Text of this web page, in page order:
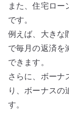
また、住宅ロ
です。
例えば、大きな
で毎月の返済を
できます。
さらに、ボーナ
り、ボーナスの
す。